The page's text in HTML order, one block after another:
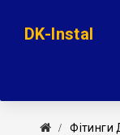
DK-Instal
Фітинги